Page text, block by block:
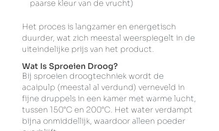
paarse kleur van de vrucht)
Het proces is langzamer en energetisch
duurder, wat zich meestal weerspiegelt in de
uiteindelijke prijs van het product.
Wat Is Sproeien Droog?
Bij sproeien droogtechniek wordt de
acaipulp (meestal al verdund) verneveld in
fijne druppels in een kamer met warme lucht,
tussen 150°C en 200°C. Het water verdampt
bijna onmiddellijk, waardoor alleen poeder